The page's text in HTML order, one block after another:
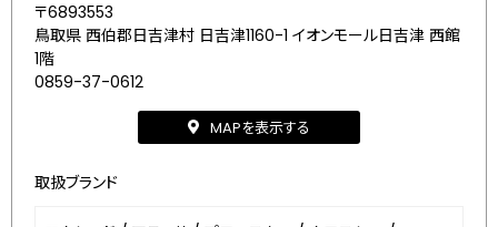
〒6893553
鳥取県 西伯郡日吉津村 日吉津1160-1 イオンモール日吉津 西館
1階
0859-37-0612
MAPを表示する
取扱ブランド